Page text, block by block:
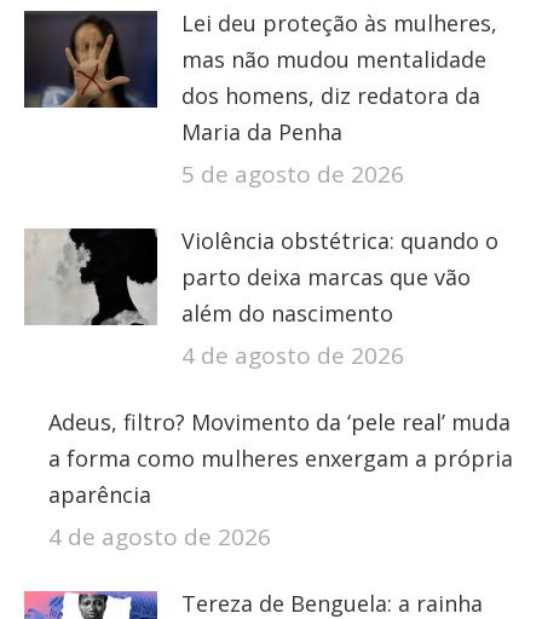
Lei deu proteção às mulheres,
mas não mudou mentalidade
dos homens, diz redatora da
Maria da Penha
5 de agosto de 2026
Violência obstétrica: quando o
parto deixa marcas que vão
além do nascimento
4 de agosto de 2026
Adeus, filtro? Movimento da ‘pele real’ muda
a forma como mulheres enxergam a própria
aparência
4 de agosto de 2026
Tereza de Benguela: a rainha